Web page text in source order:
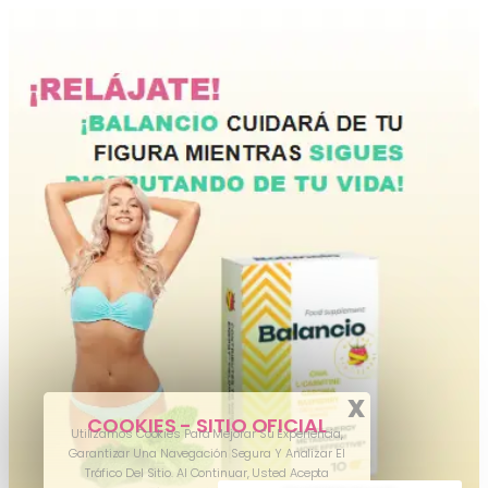
X
COOKIES - SITIO OFICIAL
Utilizamos Cookies Para Mejorar Su Experiencia,
Garantizar Una Navegación Segura Y Analizar El
Tráfico Del Sitio. Al Continuar, Usted Acepta